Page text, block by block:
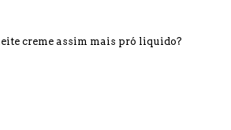
creme assim mais pró liquido?